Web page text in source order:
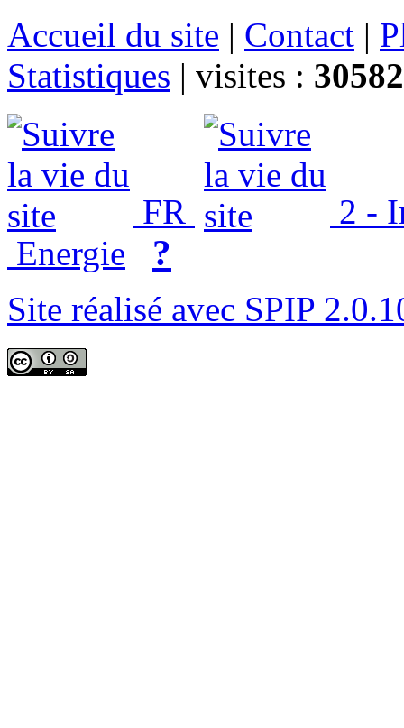
Accueil du site | Contact |
Statistiques | visites :
FR
2 -
Energie
?
Site réalisé avec SPIP